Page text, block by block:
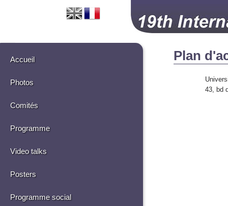
Accueil
Photos
Comités
Programme
Video talks
Posters
Programme social
Plan
43, bd